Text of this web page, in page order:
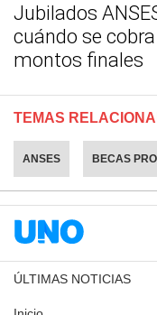
Jubilados
cuándo se
montos finales
TEMAS
ANSES BECAS
ÚLTIMAS NOTICIAS